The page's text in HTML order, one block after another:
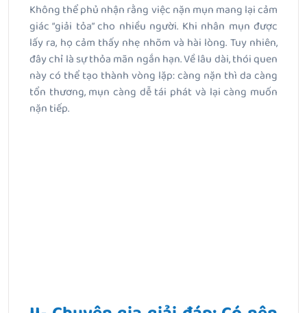
Không thể phủ nhận rằng việc nặn mụn mang lại cảm
giác “giải tỏa” cho nhiều người. Khi nhân mụn được
lấy ra, họ cảm thấy nhẹ nhõm và hài lòng. Tuy nhiên,
đây chỉ là sự thỏa mãn ngắn hạn. Về lâu dài, thói quen
này có thể tạo thành vòng lặp: càng nặn thì da càng
tổn thương, mụn càng dễ tái phát và lại càng muốn
nặn tiếp.